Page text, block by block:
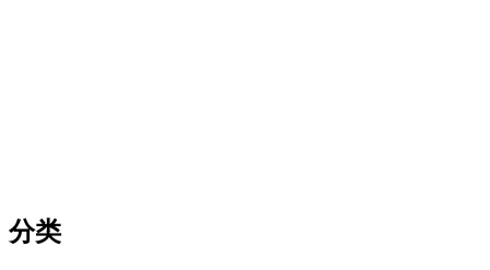
分类